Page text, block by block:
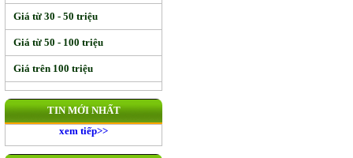
Giá từ 30 - 50 triệu
Giá từ 50 - 100 triệu
Giá trên 100 triệu
TIN MỚI NHẤT
xem tiếp>>